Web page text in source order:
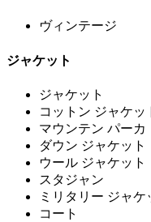
ヴィンテージ
ジャケット
ジャケット
コットン ジャケッ
マウンテン パーカ
ダウン ジャケット
ウール ジャケット
スタジャン
ミリタリー ジャケ
コート